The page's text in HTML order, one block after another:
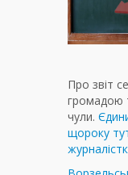
Про звіт
громадою
чули.
щороку